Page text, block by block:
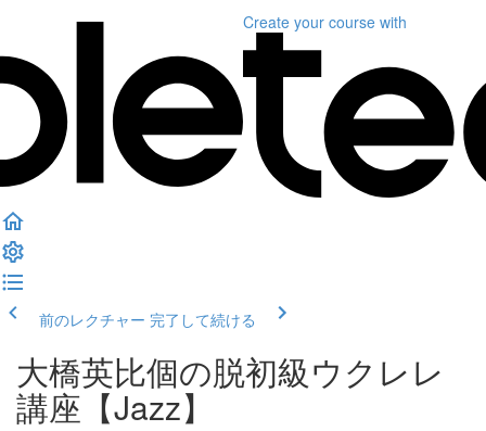
Create your course with
前のレクチャー 完了して続ける
大橋英比個の脱初級ウクレレ
講座【Jazz】